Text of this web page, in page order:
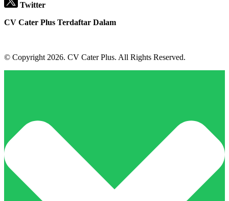
Twitter
CV Cater Plus Terdaftar Dalam
© Copyright 2026. CV Cater Plus. All Rights Reserved.